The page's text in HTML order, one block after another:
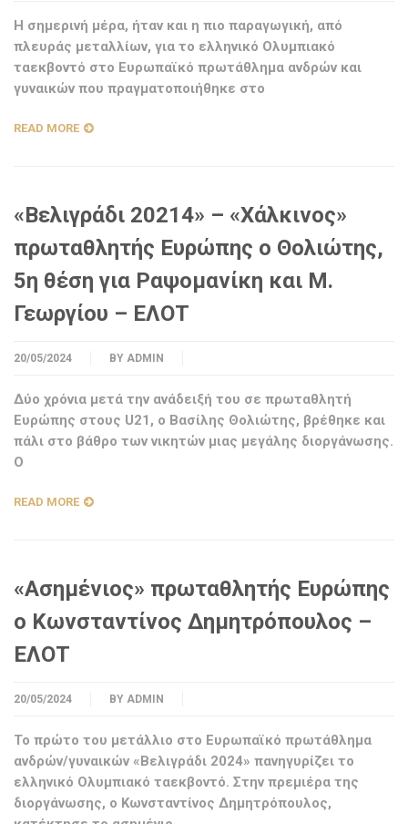
Η σημερινή μέρα, ήταν και η πιο παραγωγική, από
πλευράς μεταλλίων, για το ελληνικό Ολυμπιακό
ταεκβοντό στο Ευρωπαϊκό πρωτάθλημα ανδρών και
γυναικών που πραγματοποιήθηκε στο
READ MORE
«Βελιγράδι 20214» – «Χάλκινος»
πρωταθλητής Ευρώπης ο Θολιώτης,
5η θέση για Ραψομανίκη και Μ.
Γεωργίου – ΕΛΟΤ
20/05/2024 BY ADMIN
Δύο χρόνια μετά την ανάδειξή του σε πρωταθλητή
Ευρώπης στους U21, ο Βασίλης Θολιώτης, βρέθηκε και
πάλι στο βάθρο των νικητών μιας μεγάλης διοργάνωσης.
Ο
READ MORE
«Ασημένιος» πρωταθλητής Ευρώπης
ο Κωνσταντίνος Δημητρόπουλος –
ΕΛΟΤ
20/05/2024 BY ADMIN
Το πρώτο του μετάλλιο στο Ευρωπαϊκό πρωτάθλημα
ανδρών/γυναικών «Βελιγράδι 2024» πανηγυρίζει το
ελληνικό Ολυμπιακό ταεκβοντό. Στην πρεμιέρα της
διοργάνωσης, ο Κωνσταντίνος Δημητρόπουλος,